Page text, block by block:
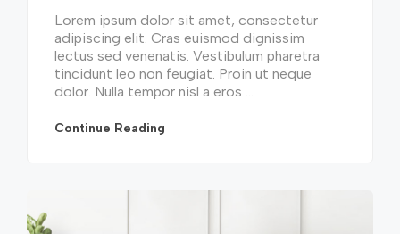
Lorem ipsum dolor sit amet, consectetur
adipiscing elit. Cras euismod dignissim
lectus sed venenatis. Vestibulum pharetra
tincidunt leo non feugiat. Proin ut neque
dolor. Nulla tempor nisl a eros ...
Continue Reading